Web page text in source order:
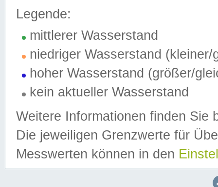
Legende:
mittlerer Wasserstand
niedriger Wasserstand (kleiner/
hoher Wasserstand (größer/
kein aktueller Wasserstand
Weitere Informationen finden Sie
Die jeweiligen Grenzwerte für
Messwerten können in den